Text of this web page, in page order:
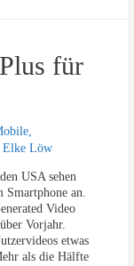
für
,
Elke Löw
USA sehen
an.
Video
Vorjahr.
etwas
als die Hälfte